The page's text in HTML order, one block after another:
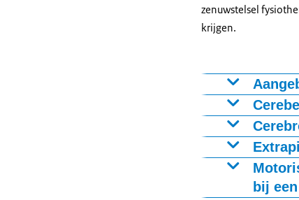
zenuwstelsel
krijgen.
Voorbeeld
bij